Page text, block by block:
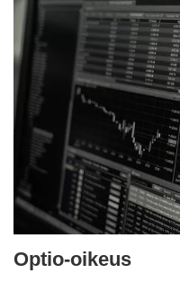
Optio-oikeus